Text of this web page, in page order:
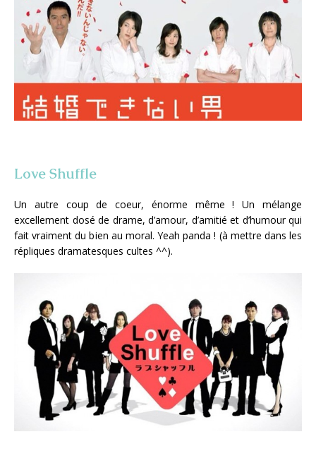
Love Shuffle
Un autre coup de coeur, énorme même ! Un mélange
excellement dosé de drame, d’amour, d’amitié et d’humour qui
fait vraiment du bien au moral. Yeah panda ! (à mettre dans les
répliques dramatesques cultes ^^).